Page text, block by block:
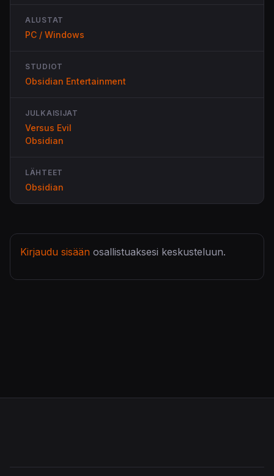
ALUSTAT
PC / Windows
STUDIOT
Obsidian Entertainment
JULKAISIJAT
Versus Evil
Obsidian
LÄHTEET
Obsidian
Kirjaudu sisään osallistuaksesi keskusteluun.